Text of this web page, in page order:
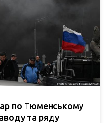
по Тюменському
та ряду